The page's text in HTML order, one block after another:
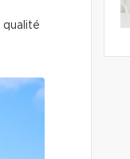
qualité